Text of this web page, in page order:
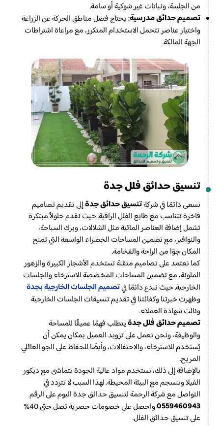
من الجلسة، ونباتات غير شوكية أو سامة.
تصميم حدائق مدرسية: يحتاج فصل مناطق الحركة عن الزراعة
واختيار عناصر تتحمل الاستخدام المتكرر، مع مراعاة اشتراطات
الجهة المالكة.
تنسيق حدائق فلل جدة
نسعى دائمًا في شركةتنسيق حدائق جدةإلى تقديم تصاميم
فاخرة تتناسب مع طابع الفلل الراقية. حيث نقدم حلولاً مبتكرة
تشمل إضافة العناصر المائية مثل الشلالات، وبرك السباحة،
والنوافير، مع تضمين المساحات الخضراء الواسعة التي تمنح
المكان جوًا من الراحة والفخامة.
كما نعتمد على تصاميم متقنة تستخدم الأشجار الكبيرة والزهور
الملونة، مع تضمين المساحات المخصصة للاسترخاء والجلسات
الخارجية. حيث نبدع دائمًا فيتصميم الجلسات الخارجية بجدة
وظهرت خبرتنا وكفائتنا في تقديم تنسيقات الجلسات الخارجية
ونالت شهادة العملاء.
تصميم حدائق فلل جدةيتطلب فهمًا عميقًا للمساحة
والوظيفة، ونحن نعمل على تزويد العميل بمكان يمكن أن
يُستخدم للاسترخاء، والاحتفالات، وأيضًا للحفاظ على الجو العائلي
المريح.
بالإضافة إلى ذلك، نستخدم مواد عالية الجودة تتماشى مع ديكور
الفيلا وتنسجم مع البيئة المحيطة. لهذا السبب لا تتردد في
التواصل مع شركة الرحمة لتنسيق حدائق جدة اليوم على الرقم
0559460943
واحصل على خصومات حصرية تصل حتى 40%
على تنسيق حدائق الفلل.